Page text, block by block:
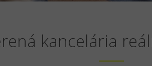
kancelária